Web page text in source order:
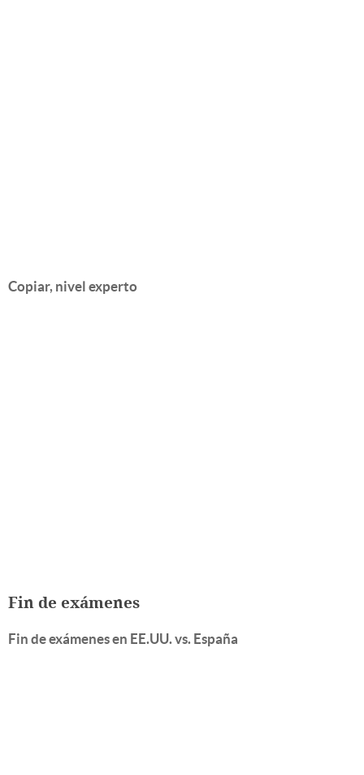
Copiar, nivel experto
Fin de exámenes
Fin de exámenes en EE.UU. vs. España